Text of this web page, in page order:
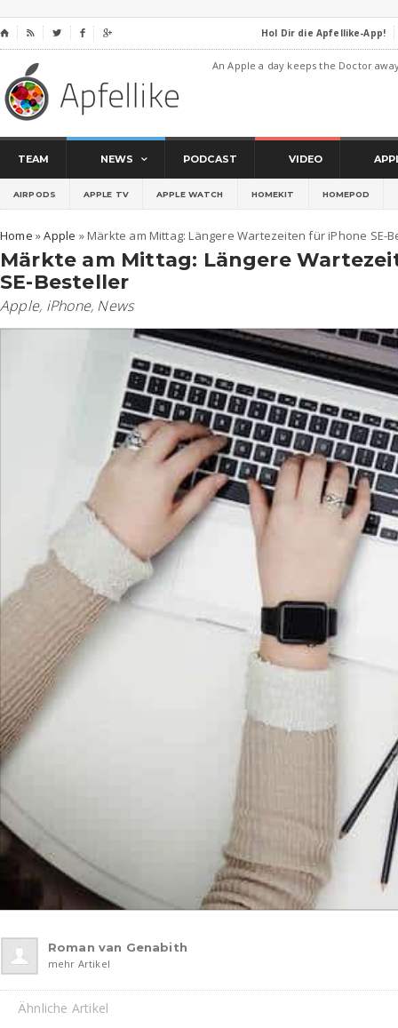
⌂     Hol Dir die Apfellike-App!
An Apple a day keeps the Doctor
TEAM NEWS PODCAST VIDEO
AIRPODS APPLE TV APPLE WATCH HOMEKIT HOMEPOD
Home »Apple » Märkte am Mittag: Längere Wartezeiten für iPhone SE-
Märkte am Mittag: Längere
SE-Besteller
Apple, iPhone, News
Roman van Genabith
mehr Artikel
Ähnliche Artikel